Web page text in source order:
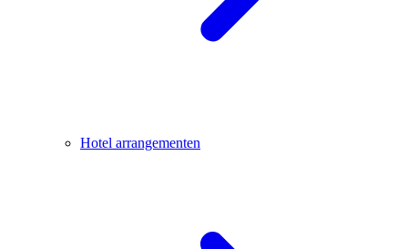
Hotel arrangementen